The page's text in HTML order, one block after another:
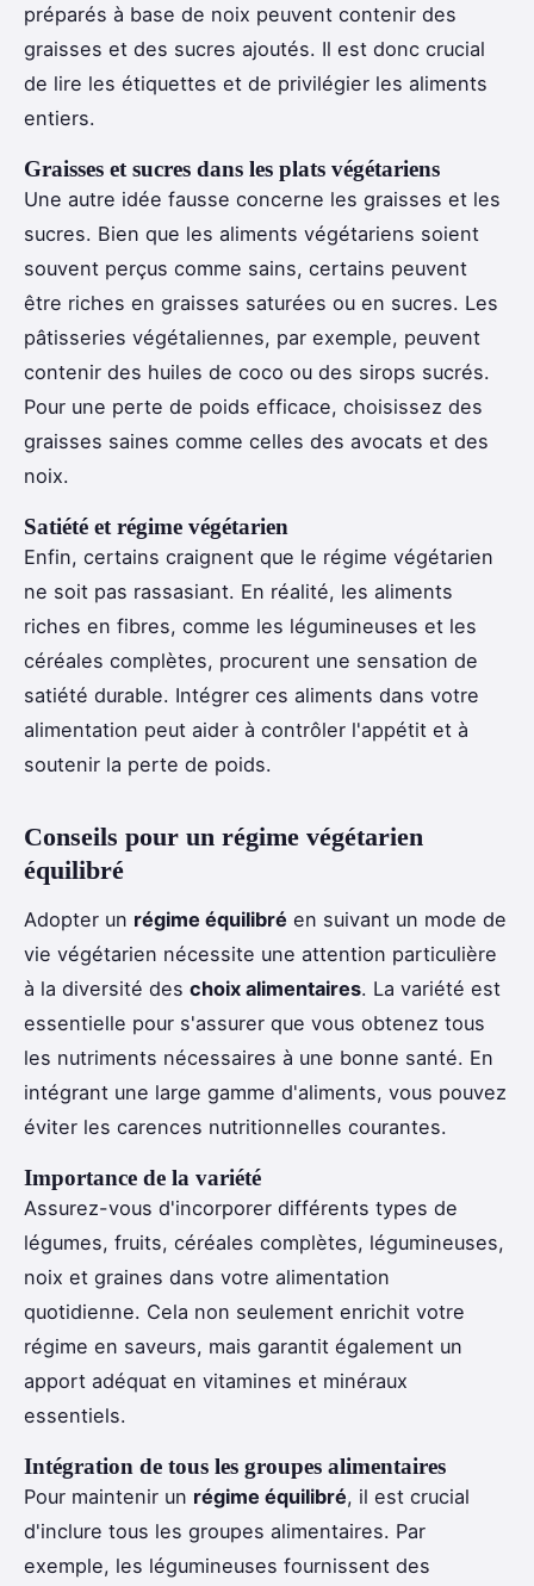
préparés à base de noix peuvent contenir des
graisses et des sucres ajoutés. Il est donc crucial
de lire les étiquettes et de privilégier les aliments
entiers.
Graisses et sucres dans les plats végétariens
Une autre idée fausse concerne les graisses et les
sucres. Bien que les aliments végétariens soient
souvent perçus comme sains, certains peuvent
être riches en graisses saturées ou en sucres. Les
pâtisseries végétaliennes, par exemple, peuvent
contenir des huiles de coco ou des sirops sucrés.
Pour une perte de poids efficace, choisissez des
graisses saines comme celles des avocats et des
noix.
Satiété et régime végétarien
Enfin, certains craignent que le régime végétarien
ne soit pas rassasiant. En réalité, les aliments
riches en fibres, comme les légumineuses et les
céréales complètes, procurent une sensation de
satiété durable. Intégrer ces aliments dans votre
alimentation peut aider à contrôler l'appétit et à
soutenir la perte de poids.
Conseils pour un régime végétarien
équilibré
Adopter un régime équilibré en suivant un mode de
vie végétarien nécessite une attention particulière
à la diversité des choix alimentaires. La variété est
essentielle pour s'assurer que vous obtenez tous
les nutriments nécessaires à une bonne santé. En
intégrant une large gamme d'aliments, vous pouvez
éviter les carences nutritionnelles courantes.
Importance de la variété
Assurez-vous d'incorporer différents types de
légumes, fruits, céréales complètes, légumineuses,
noix et graines dans votre alimentation
quotidienne. Cela non seulement enrichit votre
régime en saveurs, mais garantit également un
apport adéquat en vitamines et minéraux
essentiels.
Intégration de tous les groupes alimentaires
Pour maintenir un régime équilibré, il est crucial
d'inclure tous les groupes alimentaires. Par
exemple, les légumineuses fournissent des